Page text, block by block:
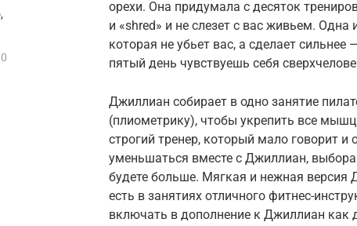
орехи. Она придумала с десяток
и «shred» и не слезет с вас живьем.
которая не убьет вас, а сделает
пятый день чувствуешь себя
Джиллиан собирает в одно занятие
(плиометрику), чтобы укрепить все
строгий тренер, который мало говорит и
уменьшаться вместе с Джиллиан,
будете больше. Мягкая и нежная
есть в занятиях отличного фитнес-
включать в дополнение к Джиллиан как
0